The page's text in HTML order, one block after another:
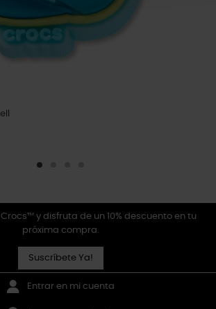
y disfruta de un 10% descuento en tu
próxima compra.
Suscríbete Ya!
Entrar en mi cuenta